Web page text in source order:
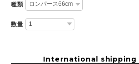
種類
数量
International shipping